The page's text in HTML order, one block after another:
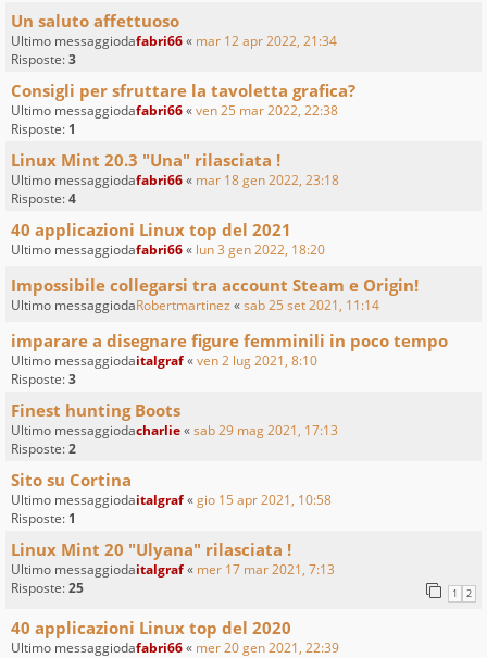
Un saluto affettuoso
Ultimo messaggiodafabri66« mar 12 apr 2022, 21:34
Risposte:3
Consigli per sfruttare la tavoletta grafica?
Ultimo messaggiodafabri66«ven 25 mar 2022, 22:38
Risposte: 1
Linux Mint 20.3 "Una" rilasciata !
Ultimo messaggiodafabri66« mar 18 gen 2022, 23:18
Risposte:4
40 applicazioni Linux top del 2021
Ultimo messaggiodafabri66« lun 3 gen 2022, 18:20
Impossibile collegarsi tra account Steam e Origin!
Ultimo messaggiodaRobertmartinez «sab 25 set 2021, 11:14
imparare a disegnare figure femminili in poco tempo
Ultimo messaggiodaitalgraf«ven 2 lug 2021, 8:10
Risposte:3
Finest hunting Boots
Ultimo messaggiodacharlie«sab 29 mag 2021, 17:13
Risposte:2
Sito su Cortina
Ultimo messaggiodaitalgraf«gio 15 apr 2021, 10:58
Risposte: 1
Linux Mint 20 "Ulyana" rilasciata !
Ultimo messaggiodaitalgraf« mer 17 mar 2021, 7:13
Risposte:25 1 2
40 applicazioni Linux top del 2020
Ultimo messaggiodafabri66« mer 20 gen 2021, 22:39